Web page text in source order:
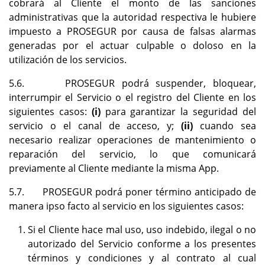
cobrará al Cliente el monto de las sanciones
administrativas que la autoridad respectiva le hubiere
impuesto a PROSEGUR por causa de falsas alarmas
generadas por el actuar culpable o doloso en la
utilización de los servicios.
5.6. PROSEGUR podrá suspender, bloquear,
interrumpir el Servicio o el registro del Cliente en los
siguientes casos: (i) para garantizar la seguridad del
servicio o el canal de acceso, y;(ii) cuando sea
necesario realizar operaciones de mantenimiento o
reparación del servicio, lo que comunicará
previamente al Cliente mediante la misma App.
5.7. PROSEGUR podrá poner término anticipado de
manera ipso facto al servicio en los siguientes casos:
Si el Cliente hace mal uso, uso indebido, ilegal o no
autorizado del Servicio conforme a los presentes
términos y condiciones y al contrato al cual